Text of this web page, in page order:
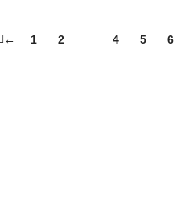
← 1 2 4 5 6